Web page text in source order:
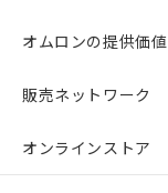
オムロンの提供価値
販売ネットワーク
オンラインストア